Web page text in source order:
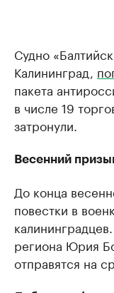
Судно
Калининград,
пакета
в числе 19
затронули.
Весенний
До конца
повестки в
региона Юрия
отправятся на